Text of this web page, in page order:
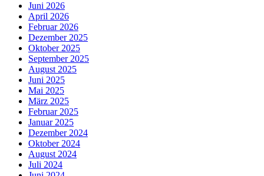
Juni 2026
April 2026
Februar 2026
Dezember 2025
Oktober 2025
September 2025
August 2025
Juni 2025
Mai 2025
März 2025
Februar 2025
Januar 2025
Dezember 2024
Oktober 2024
August 2024
Juli 2024